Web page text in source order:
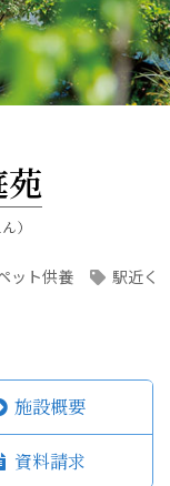
）
ット供養 駅近く
施設概要
資料請求